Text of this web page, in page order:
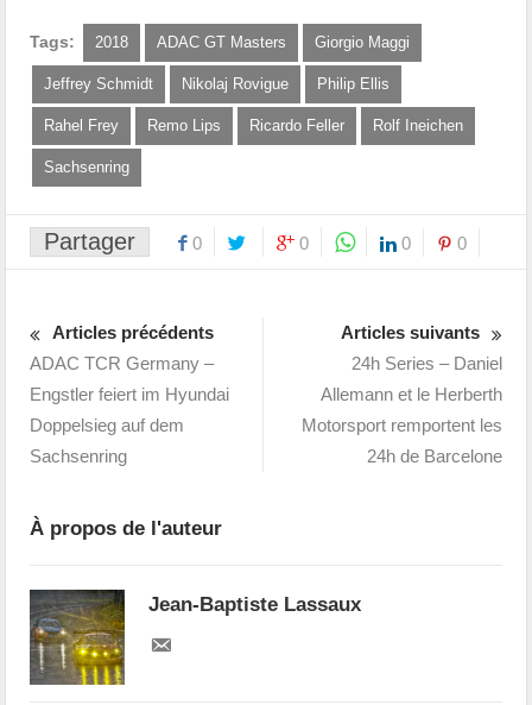
Tags: 2018 ADAC GT Masters Giorgio Maggi
Jeffrey Schmidt Nikolaj Rovigue Philip Ellis
Rahel Frey Remo Lips Ricardo Feller Rolf Ineichen
Sachsenring
Partager 0 0 0 0
Articles précédents
ADAC TCR Germany –
Engstler feiert im Hyundai
Doppelsieg auf dem
Sachsenring
Articles suivants
24h Series – Daniel
Allemann et le Herberth
Motorsport remportent les
24h de Barcelone
À propos de l'auteur
Jean-Baptiste Lassaux